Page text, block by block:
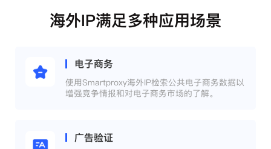
海外IP满足多种应用场景
电子商务
使用Smartproxy海外IP检索公共电子商务数据以
增强竞争情报和对电子商务市场的了解。
广告验证